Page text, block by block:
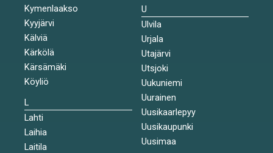
Kymenlaakso
Kyyjärvi
Kälviä
Kärkölä
Kärsämäki
Köyliö
L
Lahti
Laihia
Laitila
U
Ulvila
Urjala
Utajärvi
Utsjoki
Uukuniemi
Uurainen
Uusikaarlepyy
Uusikaupunki
Uusimaa